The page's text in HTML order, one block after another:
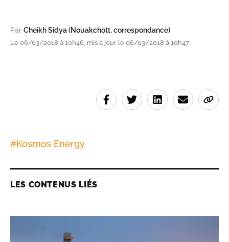
Par Cheikh Sidya (Nouakchott, correspondance)
Le 06/03/2018 à 10h46, mis à jour le 06/03/2018 à 10h47
#Kosmos Energy
LES CONTENUS LIÉS